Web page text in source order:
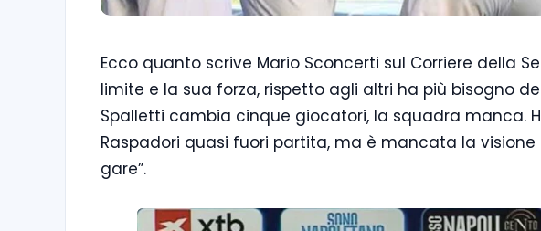
Ecco quanto scrive Mario Sconcerti sul Corriere della
limite e la sua forza, rispetto agli altri ha più bisogno
Spalletti cambia cinque giocatori, la squadra manca.
Raspadori quasi fuori partita, ma è mancata la
gare”.